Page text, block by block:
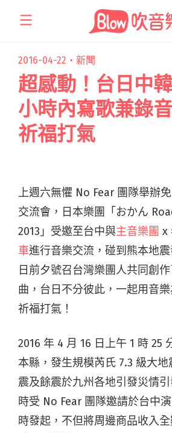
2016-04-22・ 新聞
超感動！台日中
小時內寫歌兼錄
祈福打氣
上週六無懼 No Fear 團隊舉辦
交流會，日本樂團「おかん
2013」受邀至台中與主音樂團 x
車進行音樂交流，碰到熊本地
日前夕號召台灣樂團人共同創
曲，台日不分彼此，一起用音
祈福打氣！
2016 年 4 月 16 日上午 1 時 25
本縣，發生規模芮氏 7.3 級大
震及餘震於九州各地引發災情
時受 No Fear 團隊邀請於台中
時發起，不但將周邊商品收入